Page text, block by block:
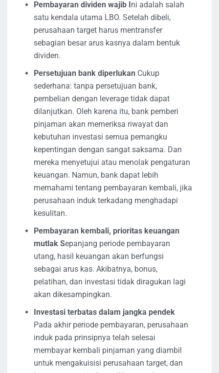
Pembayaran dividen wajib Ini adalah salah
satu kendala utama LBO. Setelah dibeli,
perusahaan target harus mentransfer
sebagian besar arus kasnya dalam bentuk
dividen.
Persetujuan bank diperlukan Cukup
sederhana: tanpa persetujuan bank,
pembelian dengan leverage tidak dapat
dilanjutkan. Oleh karena itu, bank pemberi
pinjaman akan memeriksa riwayat dan
kebutuhan investasi semua pemangku
kepentingan dengan sangat saksama. Dan
mereka menyetujui atau menolak pengaturan
keuangan. Namun, bank dapat lebih
memahami tentang pembayaran kembali, jika
perusahaan induk terkadang menghadapi
kesulitan.
Pembayaran kembali, prioritas keuangan
mutlak Sepanjang periode pembayaran
utang, hasil keuangan akan berfungsi
sebagai arus kas. Akibatnya, bonus,
pelatihan, dan investasi tidak diragukan lagi
akan dikesampingkan.
Investasi terbatas dalam jangka pendek
Pada akhir periode pembayaran, perusahaan
induk pada prinsipnya telah selesai
membayar kembali pinjaman yang diambil
untuk mengakuisisi perusahaan target, dan